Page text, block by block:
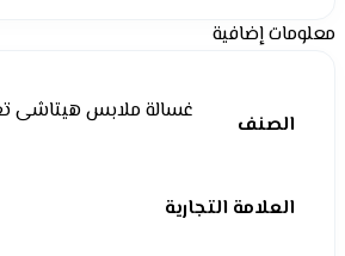
معلومات إضافية
الصنف
العلامة التجارية